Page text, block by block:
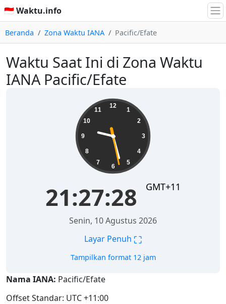
🇮🇩 Waktu.info
Beranda Zona Waktu IANA Pacific/Efate
Waktu Saat Ini di Zona Waktu
IANA Pacific/Efate
12
1
2
3
4
5
6
7
8
9
10
11
21:27:28 GMT+11
Senin, 10 Agustus 2026
Layar Penuh ⛶
Tampilkan format 12 jam
Nama IANA: Pacific/Efate
Offset Standar: UTC +11:00